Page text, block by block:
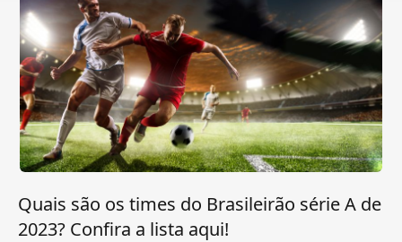
Quais são os times do Brasileirão série A de
2023? Confira a lista aqui!